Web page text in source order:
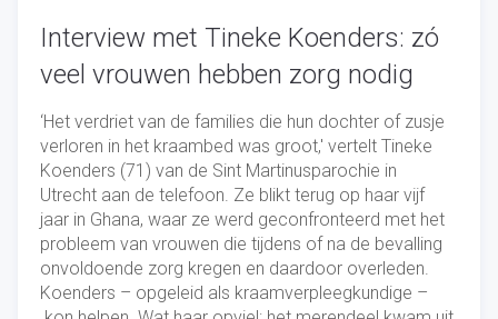
Interview met Tineke Koenders: zó
veel vrouwen hebben zorg nodig
‘Het verdriet van de families die hun dochter of zusje
verloren in het kraambed was groot,' vertelt Tineke
Koenders (71) van de Sint Martinusparochie in
Utrecht aan de telefoon. Ze blikt terug op haar vijf
jaar in Ghana, waar ze werd geconfronteerd met het
probleem van vrouwen die tijdens of na de bevalling
onvoldoende zorg kregen en daardoor overleden.
Koenders – opgeleid als kraamverpleegkundige –